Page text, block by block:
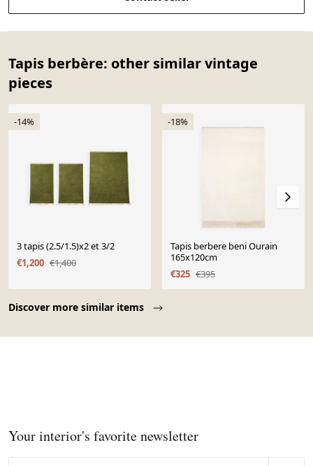
Tapis berbère: other similar vintage
pieces
Discover more similar items
-14%
3 tapis (2.5/1.5)x2 et 3/2
€1,200 €1,400
-18%
Tapis berbere beni Ourain
165x120cm
€325 €395
Your interior's favorite newsletter